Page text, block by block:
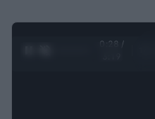
0:28 /